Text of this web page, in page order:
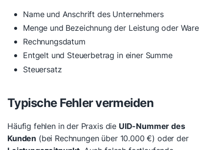
Name und Anschrift des Unternehmers
Menge und Bezeichnung der Leistung oder Ware
Rechnungsdatum
Entgelt und Steuerbetrag in einer Summe
Steuersatz
Typische Fehler vermeiden
Häufig fehlen in der Praxis die UID-Nummer des
Kunden (bei Rechnungen über 10.000 €) oder der